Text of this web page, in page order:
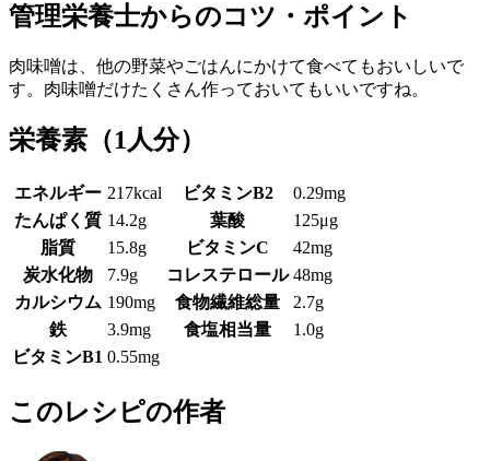
管理栄養士からのコツ・ポイント
肉味噌は、他の野菜やごはんにかけて食べてもおいしいで
す。肉味噌だけたくさん作っておいてもいいですね。
栄養素 （1人分）
エネルギー 217kcal ビタミンB2
0.29mg
たんぱく質 14.2g 葉酸
125μg
脂質
15.8g ビタミンC
42mg
炭水化物
7.9g コレステロール 48mg
カルシウム 190mg 食物繊維総量
2.7g
鉄
3.9mg 食塩相当量
1.0g
ビタミンB1 0.55mg
このレシピの作者